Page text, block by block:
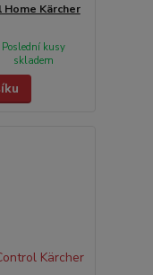
Kärcher
Poslední kusy
skladem